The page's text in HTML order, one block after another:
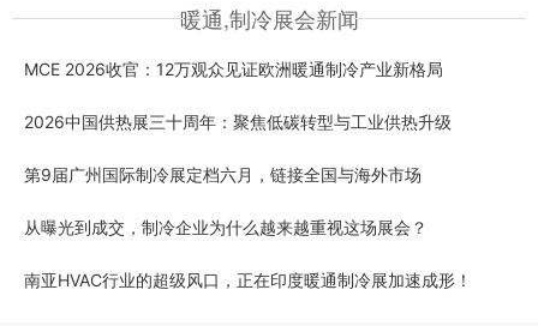
暖通,制冷展会新闻
MCE 2026收官：12万观众见证欧洲暖通制冷产业新格局
2026中国供热展三十周年：聚焦低碳转型与工业供热升级
第9届广州国际制冷展定档六月，链接全国与海外市场
从曝光到成交，制冷企业为什么越来越重视这场展会？
南亚HVAC行业的超级风口，正在印度暖通制冷展加速成形！